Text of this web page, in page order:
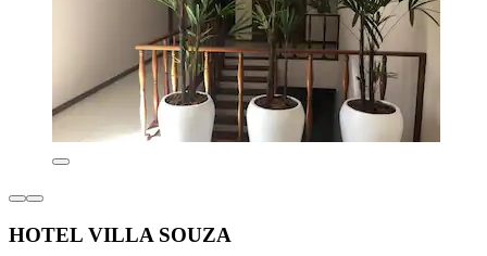
HOTEL VILLA SOUZA